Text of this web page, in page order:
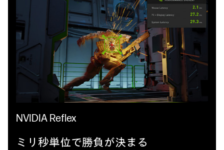
NVIDIA Reflex
ミリ秒単位で勝負が決まる